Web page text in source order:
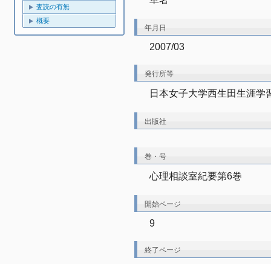
査読の有無
概要
年月日
2007/03
発行所等
日本女子大学西生田生涯学
出版社
巻・号
心理相談室紀要第6巻
開始ページ
9
終了ページ